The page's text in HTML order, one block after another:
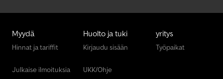
Myydä
Hinnat ja tariffit
Julkaise ilmoituksia
Huolto ja tuki
Kirjaudu sisään
UKK/Ohje
yritys
Työpaikat